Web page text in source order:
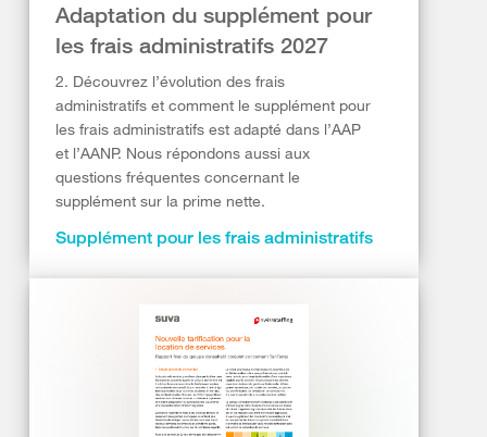
Adaptation du supplément pour
les frais administratifs 2027
2. Découvrez l’évolution des frais
administratifs et comment le supplément pour
les frais administratifs est adapté dans l’AAP
et l’AANP. Nous répondons aussi aux
questions fréquentes concernant le
supplément sur la prime nette.
Supplément pour les frais administratifs